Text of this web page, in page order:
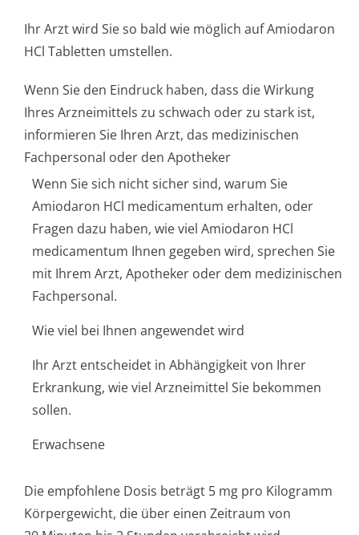
Ihr Arzt wird Sie so bald wie möglich auf Amiodaron
HCl Tabletten umstellen.
Wenn Sie den Eindruck haben, dass die Wirkung
Ihres Arzneimittels zu schwach oder zu stark ist,
informieren Sie Ihren Arzt, das medizinischen
Fachpersonal oder den Apotheker
Wenn Sie sich nicht sicher sind, warum Sie
Amiodaron HCl medicamentum erhalten, oder
Fragen dazu haben, wie viel Amiodaron HCl
medicamentum Ihnen gegeben wird, sprechen Sie
mit Ihrem Arzt, Apotheker oder dem medizinischen
Fachpersonal.
Wie viel bei Ihnen angewendet wird
Ihr Arzt entscheidet in Abhängigkeit von Ihrer
Erkrankung, wie viel Arzneimittel Sie bekommen
sollen.
Erwachsene
Die empfohlene Dosis beträgt 5 mg pro Kilogramm
Körpergewicht, die über einen Zeitraum von